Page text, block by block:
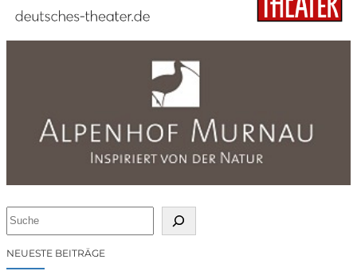
cNEUESTE BEITRÄGE